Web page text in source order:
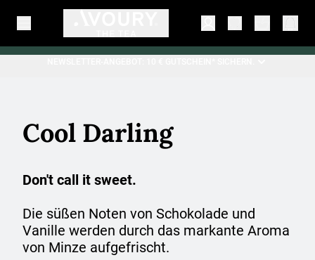
Cool Darling
Don't call it sweet.
Die süßen Noten von Schokolade und
Vanille werden durch das markante Aroma
von Minze aufgefrischt.